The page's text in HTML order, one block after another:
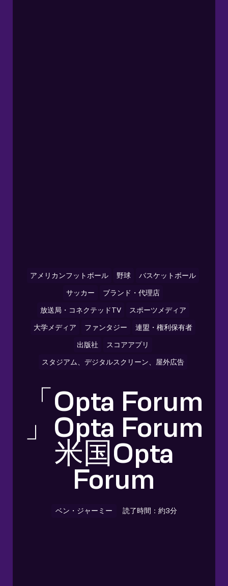
アメリカンフットボール 野球 バスケットボール
サッカー ブランド・代理店
放送局・コネクテッドTV スポーツメディア
大学メディア ファンタジー 連盟・権利保有者
出版社 スコアアプリ
スタジアム、デジタルスクリーン、屋外広告
「Opta Forum
」Opta Forum
米国Opta
Forum
ベン・ジャーミー 読了時間：約3分